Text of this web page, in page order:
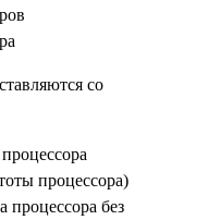
со
процессора)
процессора без